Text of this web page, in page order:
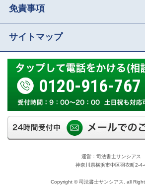
免責事項
サイトマップ
0120-916-767
運営：司法書士サンシアス
神奈川県横浜市中区羽衣町2-4-
Copyright © 司法書士サンシアス. all